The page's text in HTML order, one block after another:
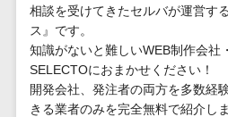
クラウド型セ
メールセキュ
メール・ファ
ポート
ーCRM
自動音声
システム
相談を受けてきたセルバが運営す
ス』です。
知識がないと難しいWEB制作会社
SELECTOにおまかせください！
開発会社、発注者の両方を多数経
きる業者のみを完全無料で紹介しま